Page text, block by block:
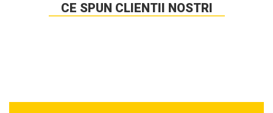
CE SPUN CLIENTII NOSTRI